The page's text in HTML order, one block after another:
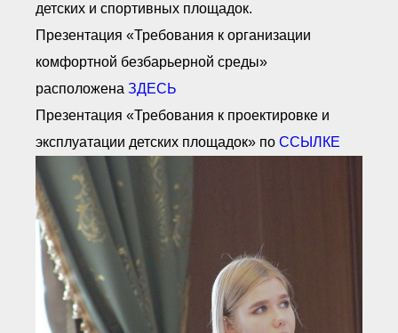
детских и спортивных площадок.
Презентация «Требования к организации
комфортной безбарьерной среды»
расположена ЗДЕСЬ
Презентация «Требования к проектировке и
эксплуатации детских площадок» по ССЫЛКЕ